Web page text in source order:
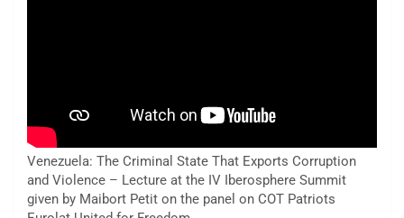
Venezuela: The Criminal State That Exports Corruption
and Violence – Lecture at the IV Iberosphere Summit
given by Maibort Petit on the panel on COT Patriots